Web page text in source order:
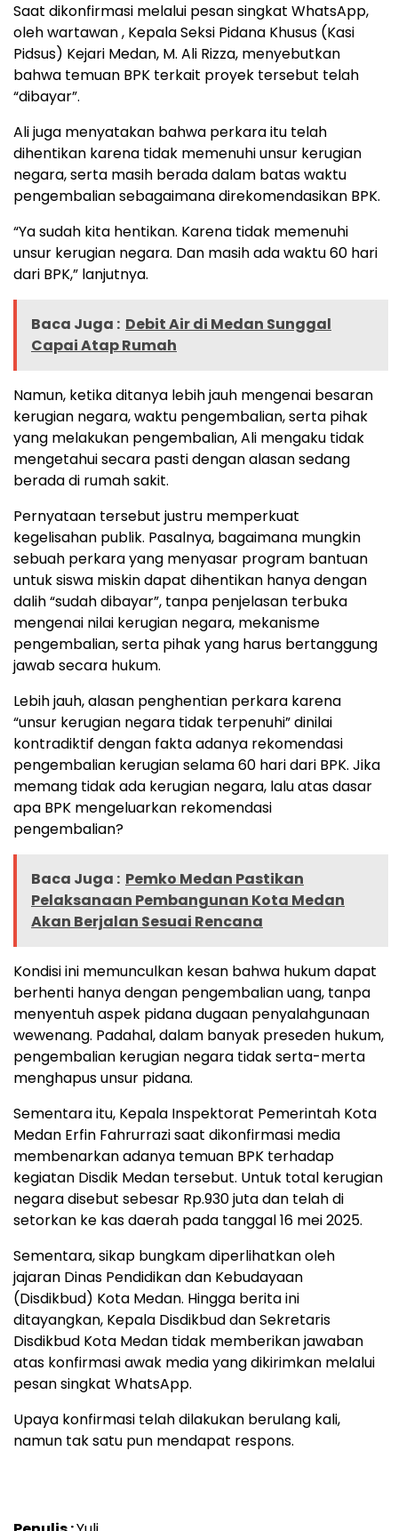
Saat dikonfirmasi melalui pesan singkat WhatsApp,
oleh wartawan , Kepala Seksi Pidana Khusus (Kasi
Pidsus) Kejari Medan, M. Ali Rizza, menyebutkan
bahwa temuan BPK terkait proyek tersebut telah
“dibayar”.
Ali juga menyatakan bahwa perkara itu telah
dihentikan karena tidak memenuhi unsur kerugian
negara, serta masih berada dalam batas waktu
pengembalian sebagaimana direkomendasikan BPK.
“Ya sudah kita hentikan. Karena tidak memenuhi
unsur kerugian negara. Dan masih ada waktu 60 hari
dari BPK,” lanjutnya.
Baca Juga : Debit Air di Medan Sunggal
Capai Atap Rumah
Namun, ketika ditanya lebih jauh mengenai besaran
kerugian negara, waktu pengembalian, serta pihak
yang melakukan pengembalian, Ali mengaku tidak
mengetahui secara pasti dengan alasan sedang
berada di rumah sakit.
Pernyataan tersebut justru memperkuat
kegelisahan publik. Pasalnya, bagaimana mungkin
sebuah perkara yang menyasar program bantuan
untuk siswa miskin dapat dihentikan hanya dengan
dalih “sudah dibayar”, tanpa penjelasan terbuka
mengenai nilai kerugian negara, mekanisme
pengembalian, serta pihak yang harus bertanggung
jawab secara hukum.
Lebih jauh, alasan penghentian perkara karena
“unsur kerugian negara tidak terpenuhi” dinilai
kontradiktif dengan fakta adanya rekomendasi
pengembalian kerugian selama 60 hari dari BPK. Jika
memang tidak ada kerugian negara, lalu atas dasar
apa BPK mengeluarkan rekomendasi
pengembalian?
Baca Juga : Pemko Medan Pastikan
Pelaksanaan Pembangunan Kota Medan
Akan Berjalan Sesuai Rencana
Kondisi ini memunculkan kesan bahwa hukum dapat
berhenti hanya dengan pengembalian uang, tanpa
menyentuh aspek pidana dugaan penyalahgunaan
wewenang. Padahal, dalam banyak preseden hukum,
pengembalian kerugian negara tidak serta-merta
menghapus unsur pidana.
Sementara itu, Kepala Inspektorat Pemerintah Kota
Medan Erfin Fahrurrazi saat dikonfirmasi media
membenarkan adanya temuan BPK terhadap
kegiatan Disdik Medan tersebut. Untuk total kerugian
negara disebut sebesar Rp.930 juta dan telah di
setorkan ke kas daerah pada tanggal 16 mei 2025.
Sementara, sikap bungkam diperlihatkan oleh
jajaran Dinas Pendidikan dan Kebudayaan
(Disdikbud) Kota Medan. Hingga berita ini
ditayangkan, Kepala Disdikbud dan Sekretaris
Disdikbud Kota Medan tidak memberikan jawaban
atas konfirmasi awak media yang dikirimkan melalui
pesan singkat WhatsApp.
Upaya konfirmasi telah dilakukan berulang kali,
namun tak satu pun mendapat respons.